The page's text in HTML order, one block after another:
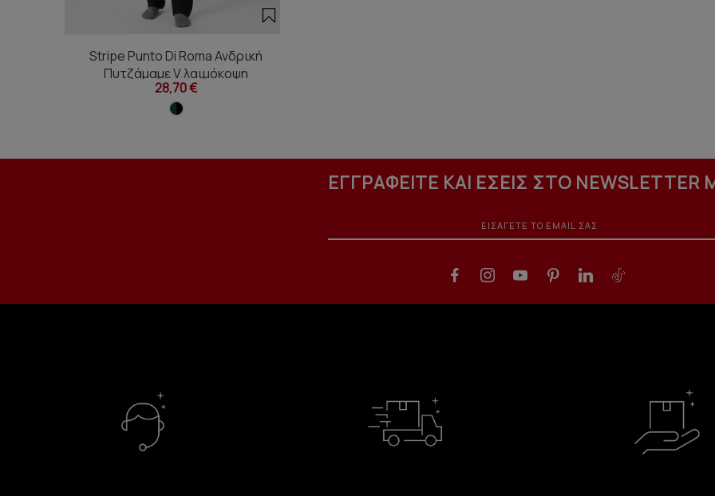
Stripe Punto Di Roma Ανδρική
Πυτζάμαμε V λαιμόκοψη
28,70 €
ΕΓΓΡΑΦΕΙΤΕ ΚΑΙ ΕΣΕΙΣ ΣΤΟ NEWSLETTER